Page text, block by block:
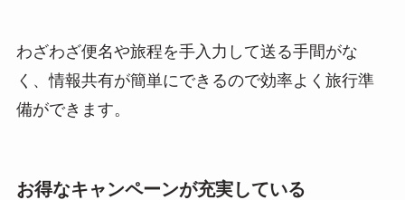
わざわざ便名や旅程を手入力して送る手間がな
く、情報共有が簡単にできるので効率よく旅行準
備ができます。
お得なキャンペーンが充実している